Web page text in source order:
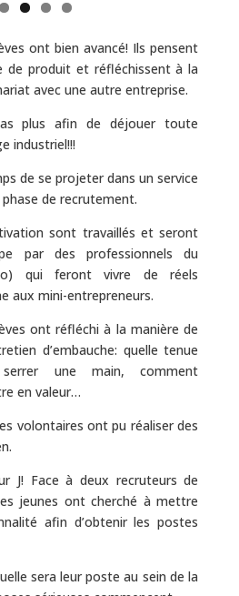
ont bien avancé! Ils pensent
de produit et réfléchissent à la
avec une autre entreprise.
plus afin de déjouer toute
industriel!!!
de se projeter dans un service
de recrutement.
sont travaillés et seront
par des professionnels du
qui feront vivre de réels
aux mini-entrepreneurs.
ont réfléchi à la manière de
d’embauche: quelle tenue
une main, comment
en valeur…
volontaires ont pu réaliser des
J! Face à deux recruteurs de
jeunes ont cherché à mettre
afin d’obtenir les postes
sera leur poste au sein de la